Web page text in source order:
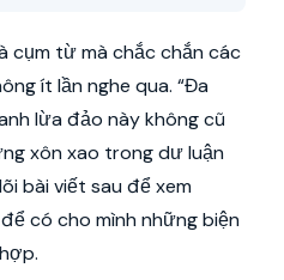
cụm từ mà chắc chắn các
ít lần nghe qua. “Đa
lừa đảo này không cũ
xôn xao trong dư luận
bài viết sau để xem
có cho mình những biện